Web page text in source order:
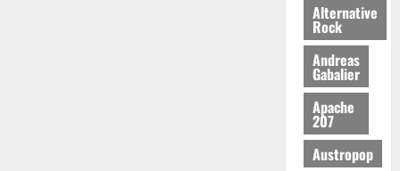
Alternative
Rock
Andreas
Gabalier
Apache
207
Austropop